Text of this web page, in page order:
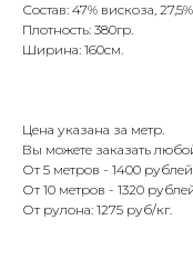
Состав: 47% вискоза,
Плотность: 380гр.
Ширина: 160см.
Цена указана за метр.
Вы можете заказать
От 5 метров - 1400
От 10 метров - 1320
От рулона: 1275 руб/кг.